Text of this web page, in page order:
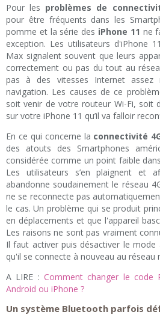
Pour les problèmes de
pour être fréquents dans les
pomme et la série des iPhone 11 ne
exception. Les utilisateurs d'iPhone
Max signalent souvent que leurs
correctement ou pas du tout au
pas à des vitesses Internet assez
navigation. Les causes de ce
soit venir de votre routeur Wi-Fi, soit
sur votre iPhone 11 qu’il va falloir
En ce qui concerne la connectivité
des atouts des Smartphones
considérée comme un point faible
Les utilisateurs s’en plaignent et
abandonne soudainement le réseau
ne se reconnecte pas
le cas. Un problème qui se produit
en déplacements et que l'appareil
Les raisons ne sont pas vraiment
Il faut activer puis désactiver le
qu'il se connecte à nouveau au réseau
A LIRE : Comment changer le code
Android ou iPhone ?
Un système Bluetooth parfois